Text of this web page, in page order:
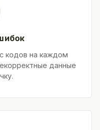
кодов на каждом
данные